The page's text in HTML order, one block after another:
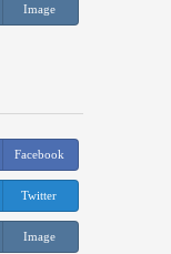
Image
Facebook
Twitter
Image